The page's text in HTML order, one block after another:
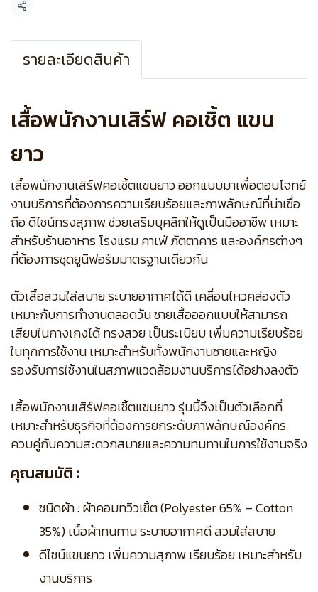
แชร์
รายละเอียดสินค้า
เสื้อพนักงานเสิร์ฟ คอเชิ้ต แขน
ยาว
เสื้อพนักงานเสิร์ฟคอเชิ้ตแขนยาว ออกแบบมาเพื่อตอบโจทย์
งานบริการที่ต้องการความเรียบร้อยและภาพลักษณ์ที่น่าเชื่อ
ถือ ดีไซน์ทรงสุภาพ ช่วยเสริมบุคลิกให้ดูเป็นมืออาชีพ เหมาะ
สำหรับร้านอาหาร โรงแรม คาเฟ่ ภัตตาคาร และองค์กรต่างๆ
ที่ต้องการชุดยูนิฟอร์มมาตรฐานเดียวกัน
ตัวเสื้อสวมใส่สบาย ระบายอากาศได้ดี เคลื่อนไหวคล่องตัว
เหมาะกับการทำงานตลอดวัน ชายเสื้อออกแบบให้สามารถ
เสียบในกางเกงได้ ทรงสวย เป็นระเบียบ เพิ่มความเรียบร้อย
ในทุกการใช้งาน เหมาะสำหรับทั้งพนักงานชายและหญิง
รองรับการใช้งานในสภาพแวดล้อมงานบริการได้อย่างลงตัว
เสื้อพนักงานเสิร์ฟคอเชิ้ตแขนยาว รุ่นนี้จึงเป็นตัวเลือกที่
เหมาะสำหรับธุรกิจที่ต้องการยกระดับภาพลักษณ์องค์กร
ควบคู่กับความสะดวกสบายและความทนทานในการใช้งานจริง
คุณสมบัติ :
ชนิดผ้า : ผ้าคอมทวิวเชิ้ต (Polyester 65% – Cotton
35%) เนื้อผ้าทนทาน ระบายอากาศดี สวมใส่สบาย
ดีไซน์แขนยาว เพิ่มความสุภาพ เรียบร้อย เหมาะสำหรับ
งานบริการ